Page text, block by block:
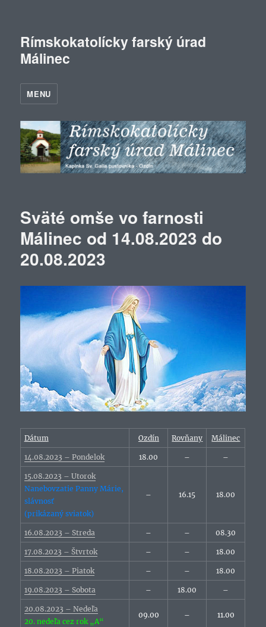
Rímskokatolícky farský úrad
Málinec
MENU
Sväté omše vo farnosti
Málinec od 14.08.2023 do
20.08.2023
Dátum Ozdín Rovňany Málinec
14.08.2023 – Pondelok 18.00 – –
15.08.2023 – Utorok
Nanebovzatie Panny Márie,
slávnosť
(prikázaný sviatok)
– 16.15 18.00
16.08.2023 – Streda – – 08.30
17.08.2023 – Štvrtok – – 18.00
18.08.2023 – Piatok – – 18.00
19.08.2023 – Sobota – 18.00 –
20.08.2023 – Nedeľa
20. nedeľa cez rok „A“
09.00 – 11.00